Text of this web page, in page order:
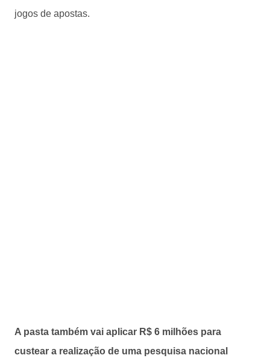
jogos de apostas.
A pasta também vai aplicar R$ 6 milhões para
custear a realização de uma pesquisa nacional